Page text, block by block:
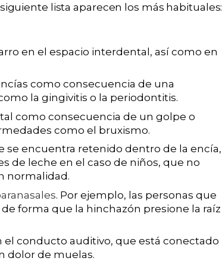
siguiente lista aparecen los más habituales:
en el espacio interdental, así como en
como consecuencia de una
la gingivitis o la periodontitis.
como consecuencia de un golpe o
como el bruxismo.
encuentra retenido dentro de la encía,
de leche en el caso de niños, que no
normalidad.
. Por ejemplo, las personas que
forma que la hinchazón presione la raíz
el conducto auditivo, que está conectado
dolor de muelas.